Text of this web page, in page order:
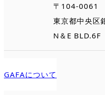
〒104-0061
東京都中央区
N＆E BLD.6F
GAFAについて